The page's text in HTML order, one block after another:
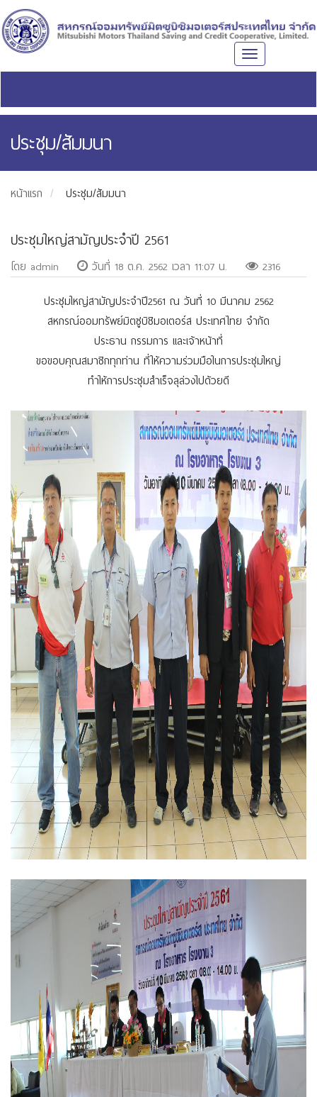
Toggle
ประชุม/สัมมนา
หน้าแรก ประชุม/สัมมนา
ประชุมใหญ่สามัญประจำปี 2561
โดย admin วันที่ 18 ต.ค. 2562 เวลา 11:07 น.
2316
ประชุมใหญ่สามัญประจำปี2561 ณ วันที่ 10 มีนาคม 2562
สหกรณ์ออมทรัพย์มิตซูบิชิมอเตอร์ส ประเทศไทย จำกัด
ประธาน กรรมการ และเจ้าหน้าที่
ขอขอบคุณสมาชิกทุกท่าน ที่ให้ความร่วมมือในการประชุมใหญ่
ทำให้การประชุมสำเร็จลุล่วงไปด้วยดี